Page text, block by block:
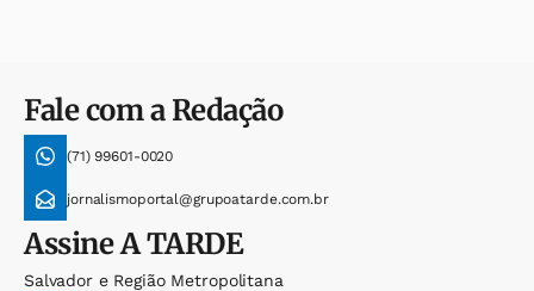
Fale com a Redação
(71) 99601-0020
jornalismoportal@grupoatarde.com.br
AssineA TARDE
Salvador e Região Metropolitana